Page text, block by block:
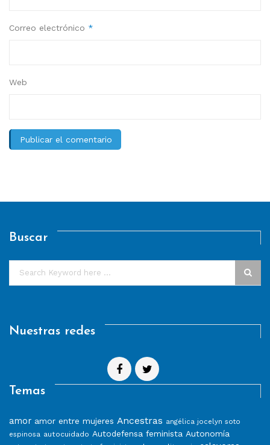
Correo electrónico *
Web
Buscar
Nuestras redes
Temas
amor amor entre mujeres Ancestras angélica jocelyn soto
espinosa autocuidado Autodefensa feminista Autonomía